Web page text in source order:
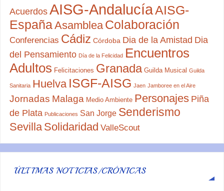
Acuerdos AISG-AndalucíaAISG-
EspañaAsamblea Colaboración
Conferencias Cádiz Córdoba Dia de la Amistad Dia
del Pensamiento Día de la Felicidad Encuentros
Adultos Felicitaciones Granada Guilda Musical Guilda
Sanitaria Huelva ISGF-AISG Jaen Jamboree en el Aire
Jornadas Malaga Medio Ambiente Personajes Piña
de Plata Publicaciones San Jorge Senderismo
Sevilla Solidaridad ValleScout
ÚLTIMAS NOTICIAS/CRÓNICAS